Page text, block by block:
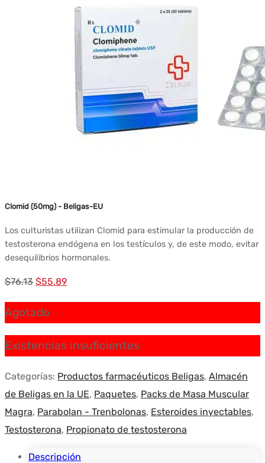
Clomid (50mg) - Beligas-EU
Los culturistas utilizan Clomid para estimular la producción de
testosterona endógena en los testículos y, de este modo, evitar
desequilibrios hormonales.
$76.13 El
original
era:
$76.13.
$55.89El
es:
$55.89.
Agotado
Existencias insuficientes
Categorías: Productos farmacéuticos Beligas, Almacén
de Beligas en la UE, Paquetes, Packs de Masa Muscular
Magra, Parabolan - Trenbolonas, Esteroides inyectables,
Testosterona, Propionato de testosterona
Descripción